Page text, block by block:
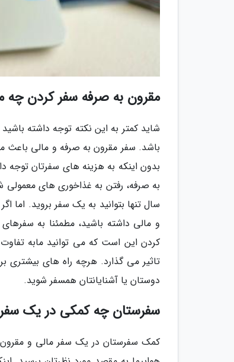
مقرون به صرفه سفر کردن چه
شاید کمتر به این نکته توجه داشته
باشد. سفر مقرون به صرفه و مالی باعث
بدون اینکه به هزینه های سفرتان توجه
به صرفه، رفتن به غذاخوری های
سال تنها بتوانید به یک سفر بروید. اما
و مالی داشته باشید، مطمئنا به
کردن این است که می توانید مابه
تاثیر می گذارد. هرچه راه های بیشتری
دوستان یا آشنایانتان همسفر شوید.
سفرستان چه کمکی در یک سفر
کمک سفرستان در یک سفر مالی و مقرون